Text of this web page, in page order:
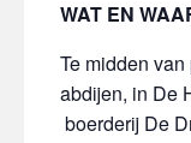
WAT EN
Te midden
abdijen, in De
boerderij De